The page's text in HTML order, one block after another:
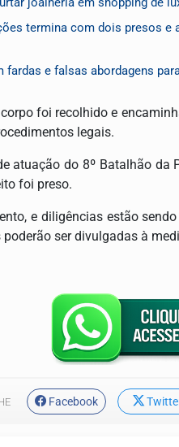
termina com dois presos e
e falsas abordagens
foi recolhido e
legais.
atuação do 8º Batalhão da
foi preso.
e diligências estão
ser divulgadas à
Facebook